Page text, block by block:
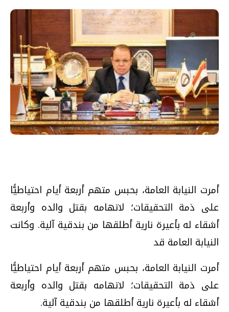
أمرت النيابة العامة، بحبس متهم أربعة أيام احتياطيًّا
على ذمة التحقيقات؛ لاتهامه بقتل والده وأربعة
أشقاء له بأعيرة نارية أطلقها من بندقية آلية. وكانت
النيابة العامة قد
أمرت النيابة العامة، بحبس متهم أربعة أيام احتياطيًّا
على ذمة التحقيقات؛ لاتهامه بقتل والده وأربعة
أشقاء له بأعيرة نارية أطلقها من بندقية آلية.